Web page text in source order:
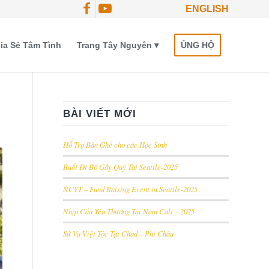
ENGLISH
Sẻ Tâm Tình Trang Tây Nguyên ỦNG HỘ
BÀI VIẾT MỚI
Hỗ Trợ Bàn Ghế cho các Học Sinh
Buổi Đi Bộ Gây Quỹ Tại Seattle-2025
NCYT – Fund Raising Event in Seattle-2025
Nhịp Cầu Yêu Thương Tại Nam Cali – 2025
Sứ Vụ Việt Tộc Tại Chad – Phi Châu